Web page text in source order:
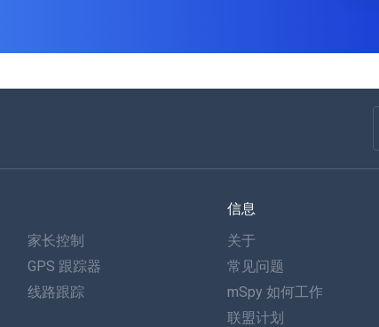
家长控制
GPS 跟踪器
线路跟踪
信息
关于
常见问题
mSpy 如何工作
联盟计划